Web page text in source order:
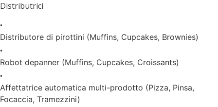
Distributrici
•
Distributore di pirottini (Muffins, Cupcakes, Brownies)
•
Robot depanner (Muffins, Cupcakes, Croissants)
•
Affettatrice automatica multi-prodotto (Pizza, Pinsa,
Focaccia, Tramezzini)